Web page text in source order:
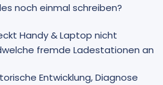
noch einmal schreiben?
Handy & Laptop nicht
fremde Ladestationen an
Entwicklung, Diagnose